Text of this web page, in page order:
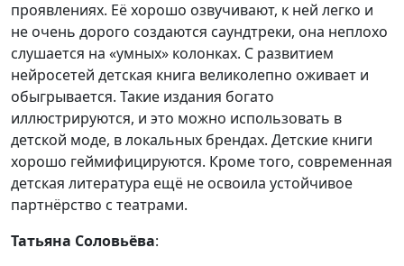
проявлениях. Её хорошо озвучивают, к ней легко и
не очень дорого создаются саундтреки, она неплохо
слушается на «умных» колонках. С развитием
нейросетей детская книга великолепно оживает и
обыгрывается. Такие издания богато
иллюстрируются, и это можно использовать в
детской моде, в локальных брендах. Детские книги
хорошо геймифицируются. Кроме того, современная
детская литература ещё не освоила устойчивое
партнёрство с театрами.
Татьяна Соловьёва: